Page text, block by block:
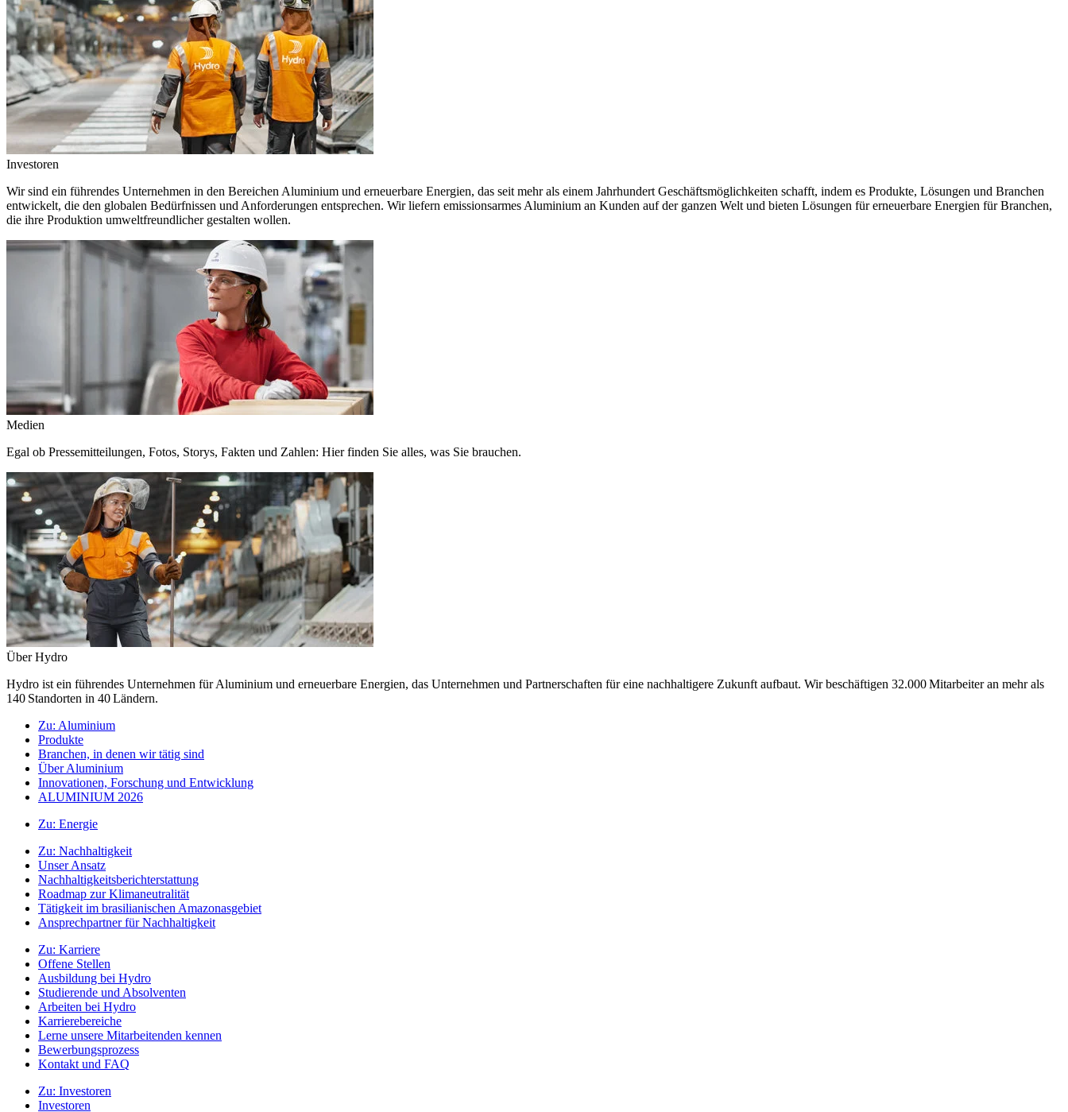
Investoren
Wir sind ein führendes Unternehmen in den Bereichen Aluminium und erneuerbare Energien, das seit mehr als einem Jahrhundert Geschäftsmöglichkeiten schafft, indem es Produkte, Lösungen und Branchen
entwickelt, die den globalen Bedürfnissen und Anforderungen entsprechen. Wir liefern emissionsarmes Aluminium an Kunden auf der ganzen Welt und bieten Lösungen für erneuerbare Energien für Branchen,
die ihre Produktion umweltfreundlicher gestalten wollen.
Medien
Egal ob Pressemitteilungen, Fotos, Storys, Fakten und Zahlen: Hier finden Sie alles, was Sie brauchen.
Über Hydro
Hydro ist ein führendes Unternehmen für Aluminium und erneuerbare Energien, das Unternehmen und Partnerschaften für eine nachhaltigere Zukunft aufbaut. Wir beschäftigen 32.000 Mitarbeiter an mehr als
140 Standorten in 40 Ländern.
Zu: Aluminium
Produkte
Branchen, in denen wir tätig sind
Über Aluminium
Innovationen, Forschung und Entwicklung
ALUMINIUM 2026
Zu: Energie
Zu: Nachhaltigkeit
Unser Ansatz
Nachhaltigkeitsberichterstattung
Roadmap zur Klimaneutralität
Tätigkeit im brasilianischen Amazonasgebiet
Ansprechpartner für Nachhaltigkeit
Zu: Karriere
Offene Stellen
Ausbildung bei Hydro
Studierende und Absolventen
Arbeiten bei Hydro
Karrierebereiche
Lerne unsere Mitarbeitenden kennen
Bewerbungsprozess
Kontakt und FAQ
Zu: Investoren
Investoren